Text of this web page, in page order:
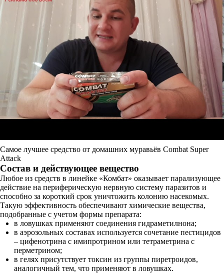
Самое лучшее средство от домашних муравьёв Combat Super
Attack
Состав и действующее вещество
Любое из средств в линейке «Комбат» оказывает парализующее
действие на периферическую нервную систему паразитов и
способно за короткий срок уничтожить колонию насекомых.
Такую эффективность обеспечивают химические вещества,
подобранные с учетом формы препарата:
в ловушках применяют соединения гидраметилнона;
в аэрозольных составах используется сочетание пестицидов
– цифенотрина с имипротрином или тетраметрина с
перметрином;
в гелях присутствует токсин из группы пиретроидов,
аналогичный тем, что применяют в ловушках.